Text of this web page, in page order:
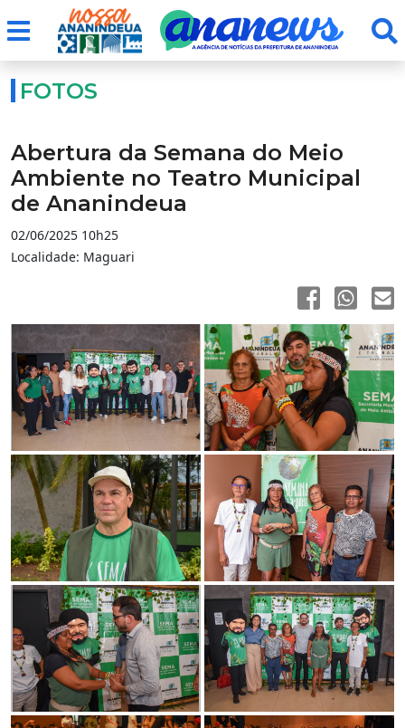
FOTOS
Abertura da Semana do Meio
Ambiente no Teatro Municipal
de Ananindeua
02/06/2025 10h25
Localidade: Maguari